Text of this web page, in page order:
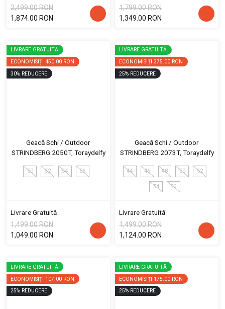
2,499.00 RON
1,874.00 RON
1,799.00 RON
1,349.00 RON
LIVRARE GRATUITĂ
ECONOMISIȚI 450.00 RON
30% REDUCERE
Geacă Schi / Outdoor
STRINDBERG 2050T, Toraydelfy
50 52 54 56
Livrare Gratuită
1,499.00 RON
1,049.00 RON
LIVRARE GRATUITĂ
ECONOMISIȚI 375.00 RON
25% REDUCERE
Geacă Schi / Outdoor
STRINDBERG 2073T, Toraydelfy
44 46 48 50 52
54 56
Livrare Gratuită
1,499.00 RON
1,124.00 RON
LIVRARE GRATUITĂ
ECONOMISIȚI 107.00 RON
25% REDUCERE
LIVRARE GRATUITĂ
ECONOMISIȚI 175.00 RON
25% REDUCERE